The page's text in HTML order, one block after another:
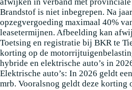
Brandstof is niet inbegrepen. Na
opzegvergoeding maximaal 40%
leasetermijnen. Afbeelding kan
Toetsing en registratie bij BKR te
korting op de
hybride en elektrische auto’s in
Elektrische auto’s: In 2026 geldt
mrb. Vooralsnog geldt deze korting